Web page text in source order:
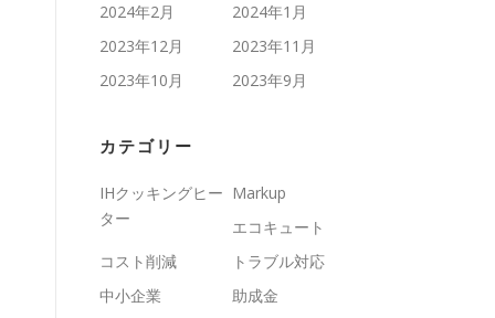
2024年2月
2024年1月
2023年12月
2023年11月
2023年10月
2023年9月
カテゴリー
IHクッキングヒー
ター
Markup
エコキュート
コスト削減
トラブル対応
中小企業
助成金